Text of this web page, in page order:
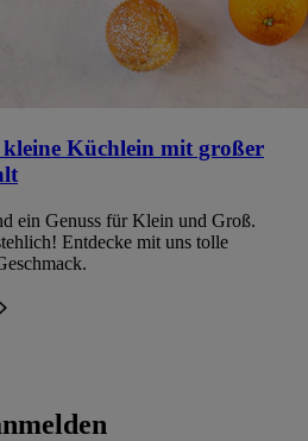
Küchlein mit großer
ein Genuss für Klein und Groß.
Entdecke mit uns tolle